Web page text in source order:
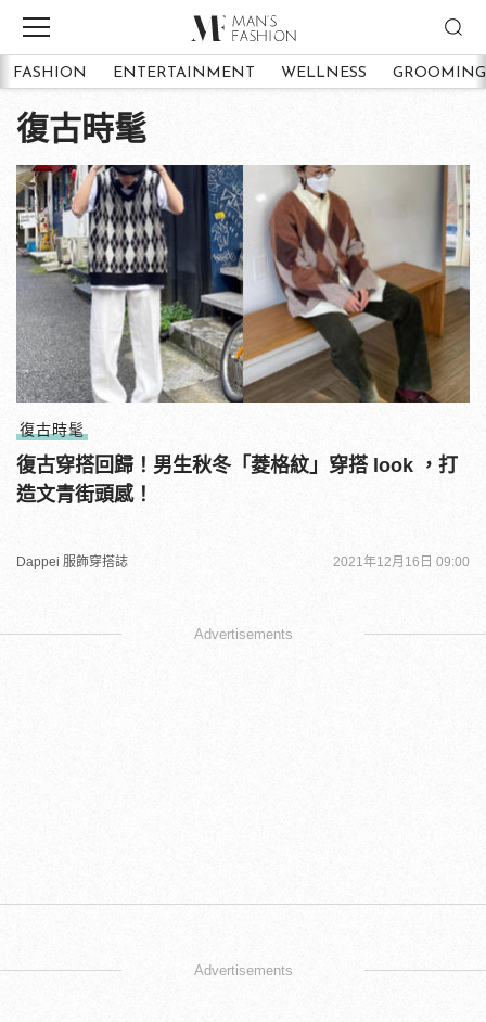
FASHION ENTERTAINMENT WELLNESS GROOMING
復古時髦
復古時髦
復古穿搭回歸！男生秋冬「菱格紋」穿搭 look ，打
造文青街頭感！
Dappei 服飾穿搭誌 2021年12月16日 09:00
Advertisements
Advertisements